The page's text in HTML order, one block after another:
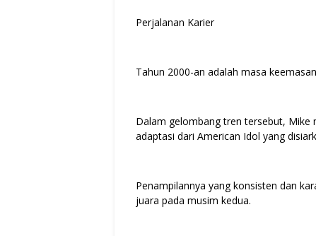
Perjalanan Karier
Tahun 2000-an adalah masa
Dalam gelombang tren tersebut, Mike
adaptasi dari American Idol yang
Penampilannya yang konsisten dan
juara pada musim kedua.